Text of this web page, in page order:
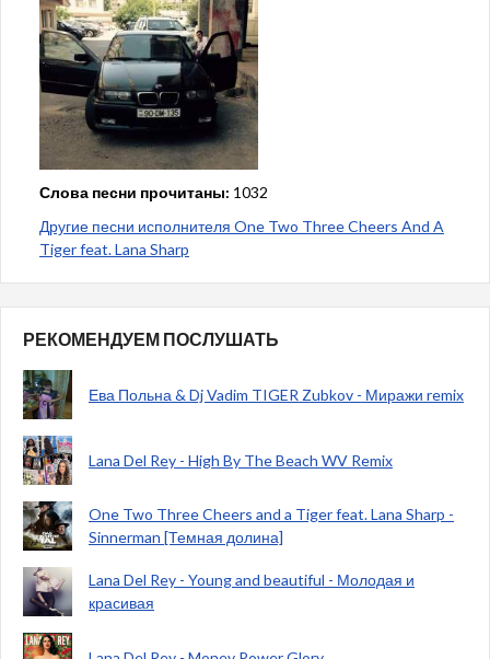
Слова песни прочитаны: 1032
Другие песни исполнителя One Two Three Cheers And A
Tiger feat. Lana Sharp
РЕКОМЕНДУЕМ ПОСЛУШАТЬ
Ева Польна & Dj Vadim TIGER Zubkov - Миражи remix
Lana Del Rey - High By The Beach WV Remix
One Two Three Cheers and a Tiger feat. Lana Sharp -
Sinnerman [Темная долина]
Lana Del Rey - Young and beautiful - Молодая и
красивая